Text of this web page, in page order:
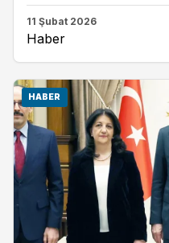
11 Şubat 2026
Haber
HABER